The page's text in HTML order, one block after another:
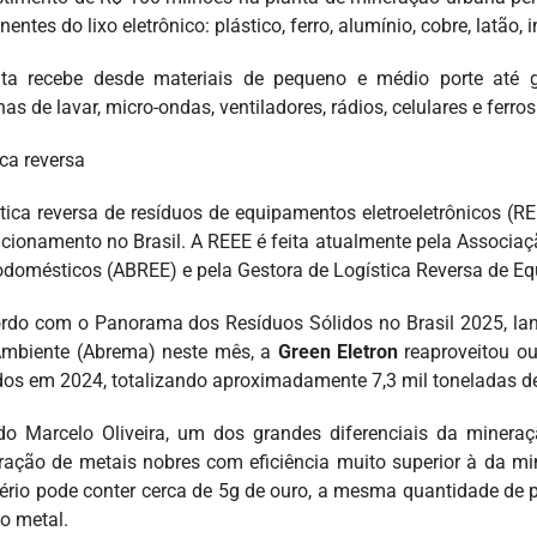
do lixo eletrônico: plástico, ferro, alumínio, cobre, latão,
recebe desde materiais de pequeno e médio porte até
de lavar, micro-ondas, ventiladores, rádios, celulares e
reversa
reversa de resíduos de equipamentos eletroeletrônicos
no Brasil. A REEE é feita atualmente pela
(ABREE) e pela Gestora de Logística Reversa de
com o Panorama dos Resíduos Sólidos no Brasil 2025,
(Abrema) neste mês, a Green Eletron reaproveitou
em 2024, totalizando aproximadamente 7,3 mil toneladas
Marcelo Oliveira, um dos grandes diferenciais da
de metais nobres com eficiência muito superior à da
pode conter cerca de 5g de ouro, a mesma quantidade
metal.